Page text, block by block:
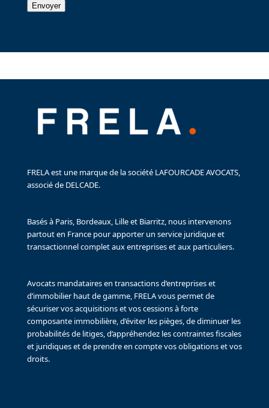
FRELA est une marque de la société LAFOURCADE AVOCATS,
associé de DELCADE.
Basés à Paris, Bordeaux, Lille et Biarritz, nous intervenons
partout en France pour apporter un service juridique et
transactionnel complet aux entreprises et aux particuliers.
Avocats mandataires en transactions d’entreprises et
d’immobilier haut de gamme, FRELA vous permet de
sécuriser vos acquisitions et vos cessions à forte
composante immobilière, d’éviter les pièges, de diminuer les
probabilités de litiges, d’appréhendez les contraintes fiscales
et juridiques et de prendre en compte vos obligations et vos
droits.